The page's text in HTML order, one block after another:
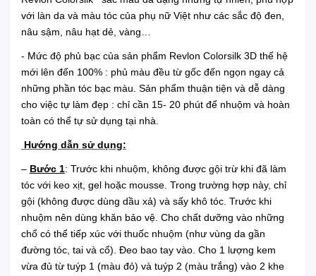
với làn da và màu tóc của phụ nữ Việt như các sắc độ đen,
nâu sậm, nâu hạt dẻ, vàng…
- Mức độ phủ bạc của sản phẩm Revlon Colorsilk 3D thế hệ
mới lên đến 100% : phủ màu đều từ gốc đến ngọn ngay cả
những phần tóc bạc màu. Sản phẩm thuận tiện và dễ dàng
cho việc tự làm đẹp : chỉ cần 15- 20 phút để nhuộm và hoàn
toàn có thể tự sử dụng tại nhà.
Hướng dẫn sử dụng:
– Bước 1: Trước khi nhuộm, không được gội trừ khi đã làm
tóc với keo xịt, gel hoặc mousse. Trong trường hợp này, chỉ
gội (không được dùng dầu xả) và sấy khô tóc. Trước khi
nhuộm nên dùng khăn bảo vệ. Cho chất dưỡng vào những
chổ có thể tiếp xúc với thuốc nhuộm (như vùng da gần
đường tóc, tai và cổ). Đeo bao tay vào. Cho 1 lượng kem
vừa đủ từ tuýp 1 (màu đỏ) và tuýp 2 (màu trắng) vào 2 khe